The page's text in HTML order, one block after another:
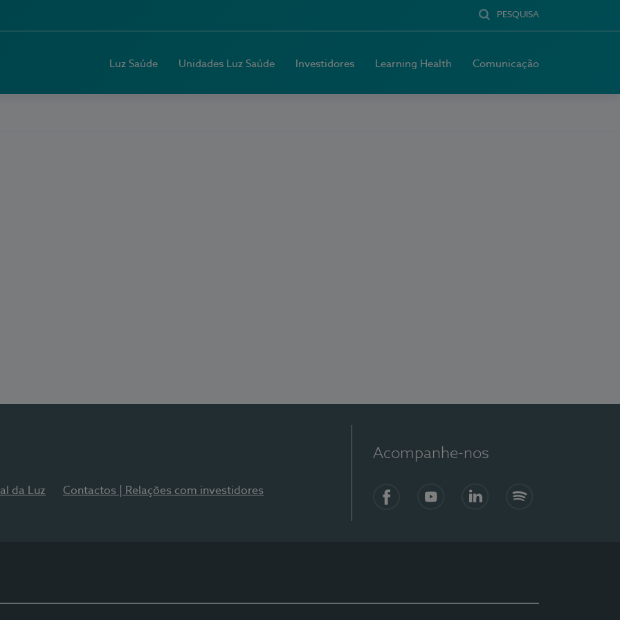
PESQUISA
Luz Saúde Unidades Luz Saúde Investidores Learning Health Comunicação
da Luz Contactos | Relações com investidores
Acompanhe-nos